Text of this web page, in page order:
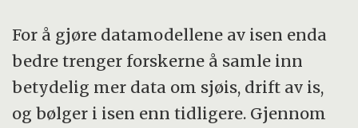
For å gjøre datamodellene av isen enda
bedre trenger forskerne å samle inn
betydelig mer data om sjøis, drift av is,
og bølger i isen enn tidligere. Gjennom